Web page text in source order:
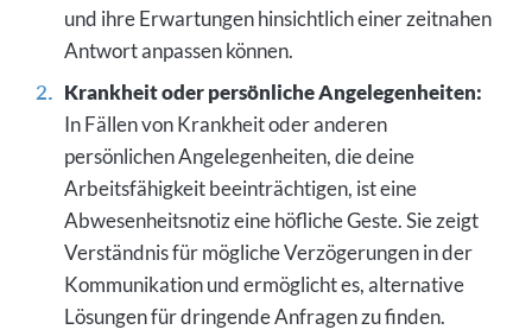
und ihre Erwartungen hinsichtlich einer zeitnahen
Antwort anpassen können.
Krankheit oder persönliche Angelegenheiten:
In Fällen von Krankheit oder anderen
persönlichen Angelegenheiten, die deine
Arbeitsfähigkeit beeinträchtigen, ist eine
Abwesenheitsnotiz eine höfliche Geste. Sie zeigt
Verständnis für mögliche Verzögerungen in der
Kommunikation und ermöglicht es, alternative
Lösungen für dringende Anfragen zu finden.